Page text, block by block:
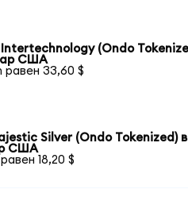
(Ondo
США
равен 33,60 $
Silver (Ondo Tokenized) в
США
18,20 $